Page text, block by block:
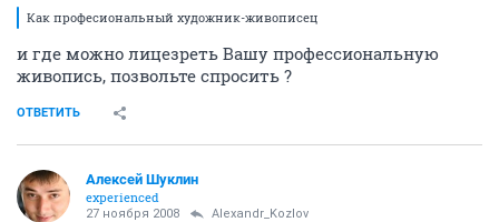
Как професиональный художник-живописец
и где можно лицезреть Вашу профессиональную
живопись, позвольте спросить ?
ОТВЕТИТЬ
Алексей Шуклин
experienced
27 ноября 2008 Alexandr_Kozlov